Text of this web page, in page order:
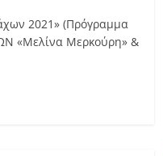
2021» (Πρόγραμμα
«Μελίνα Μερκούρη» &